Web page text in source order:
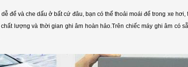
dễ để và che dấu ở bất cứ đâu, bạn có thể thoải moái để trong xe
lượng và thời gian ghi âm hoàn hảo.Trên chiếc máy ghi âm có